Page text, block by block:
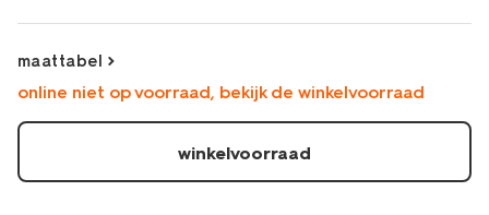
stuks-
lichtbruin-
maattabel
online niet op voorraad, bekijk de winkelvoorraad
winkelvoorraad